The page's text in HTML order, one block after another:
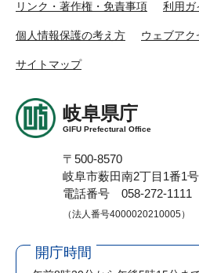
リンク・著作権・免責事項 利用ガ
個人情報保護の考え方 ウェブア
サイトマップ
岐阜県庁
GIFU Prefectural Office
〒500-8570
岐阜市薮田南2丁目1番1号
電話番号 058-272-1111
（法人番号4000020210005）
開庁時間